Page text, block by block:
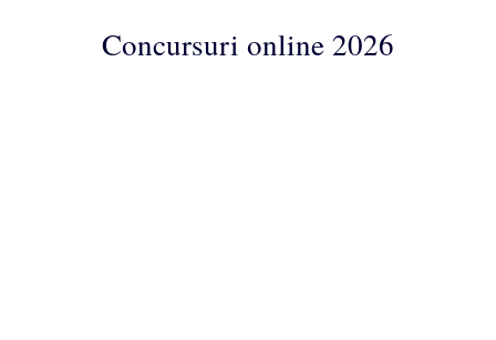
ConcursuriConcursuri online 2026